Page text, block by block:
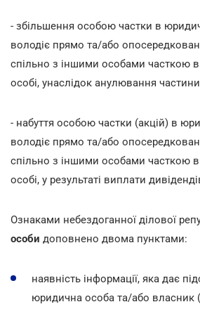
- збільшення особою частки в
володіє прямо та/або
спільно з іншими особами часткою в
особі, унаслідок анулювання
- набуття особою частки (акцій) в
володіє прямо та/або
спільно з іншими особами часткою в
особі, у результаті виплати
Ознаками небездоганної ділової
особи доповнено двома пунктами:
наявність інформації, яка дає
юридична особа та/або власник